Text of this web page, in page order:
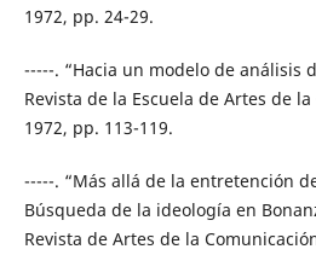
1972, pp. 24-29.
-----. “Hacia un modelo de análisis
Revista de la Escuela de Artes de
1972, pp. 113-119.
-----. “Más allá de la entretención
Búsqueda de la ideología en
Revista de Artes de la